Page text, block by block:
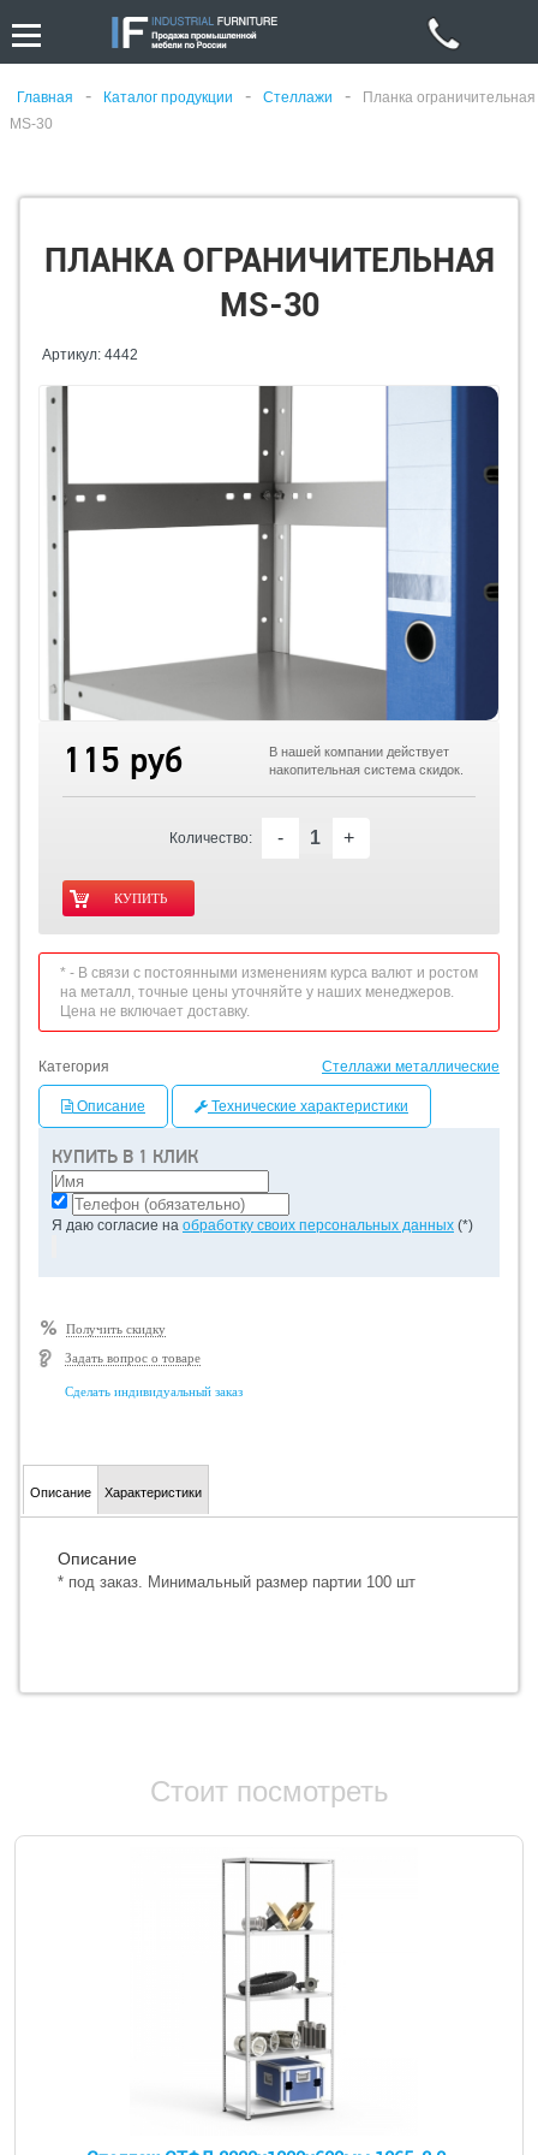
Главная - Каталог продукции - Стеллажи -
Планка ограничительная
MS-30
ПЛАНКА ОГРАНИЧИТЕЛЬНАЯ
MS-30
Артикул: 4442
КУПИТЬ В 1 КЛИК
Я даю согласие на обработку своих персональных данных (*)
Получить скидку
Задать вопрос о товаре
Сделать индивидуальный заказ
115 руб
В нашей компании действует
накопительная система скидок.
Количество: - +
* - В связи с постоянными изменениям курса валют и ростом
на металл, точные цены уточняйте у наших менеджеров.
Цена не включает доставку.
Категория Стеллажи металлические
Описание Технические характеристики
Описание Характеристики
Описание
* под заказ. Минимальный размер партии 100 шт
Стоит посмотреть